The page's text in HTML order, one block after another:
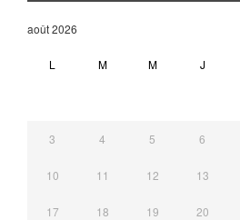
août 2026
L M M J
3 4 5 6
10 11 12 13
17 18 19 20